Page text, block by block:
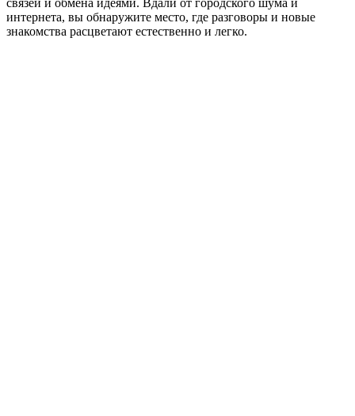
интернета, вы обнаружите место, где разговоры и новые
знакомства расцветают естественно и легко.